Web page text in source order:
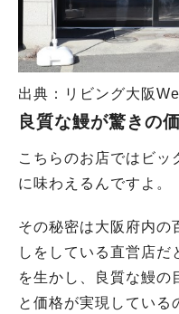
出典：リビング大阪
良質な鰻が驚きの
こちらのお店ではビッ
に味わえるんですよ。
その秘密は大阪府内の
しをしている直営店だ
を生かし、良質な鰻の
と価格が実現している